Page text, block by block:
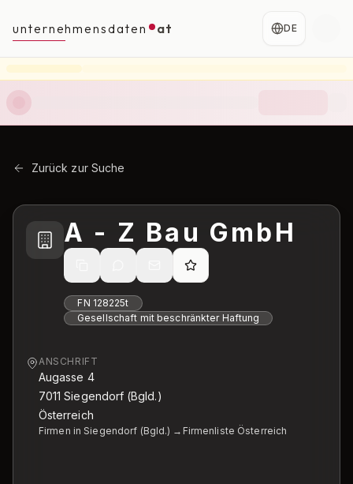
unternehmensdaten at DE
Zurück zur Suche
A - Z Bau GmbH
FN 128225t
Gesellschaft mit beschränkter Haftung
ANSCHRIFT
Augasse 4
7011Siegendorf (Bgld.)
Österreich
Firmen in Siegendorf (Bgld.) → Firmenliste Österreich